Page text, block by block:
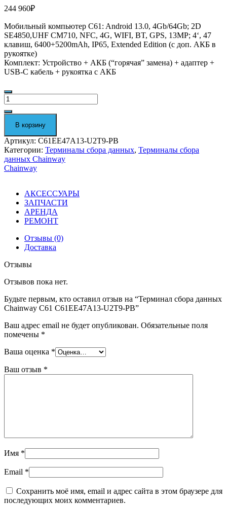
244 960₽
Мобильный компьютер C61: Android 13.0, 4Gb/64Gb; 2D
SE4850,UHF CM710, NFC, 4G, WIFI, BT, GPS, 13MP; 4‘, 47
клавиш, 6400+5200mAh, IP65, Extended Edition (с доп. АКБ в
рукоятке)
Комплект: Устройство + АКБ (“горячая” замена) + адаптер +
USB-С кабель + рукоятка с АКБ
Количество
Терминал
сбора
данных
Chainway
C61
C61EE47A13-
U2T9-
PB
В корзину
Артикул: C61EE47A13-U2T9-PB
Категории: Терминалы сбора данных, Терминалы сбора
данных Chainway
Chainway
АКСЕССУАРЫ
ЗАПЧАСТИ
АРЕНДА
РЕМОНТ
Отзывы (0)
Доставка
Отзывы
Отзывов пока нет.
Будьте первым, кто оставил отзыв на “Терминал сбора данных
Chainway C61 C61EE47A13-U2T9-PB”
Ваш адрес email не будет опубликован. Обязательные поля
помечены *
Ваша оценка *
Ваш отзыв *
Имя *
Email *
Сохранить моё имя, email и адрес сайта в этом браузере для
последующих моих комментариев.